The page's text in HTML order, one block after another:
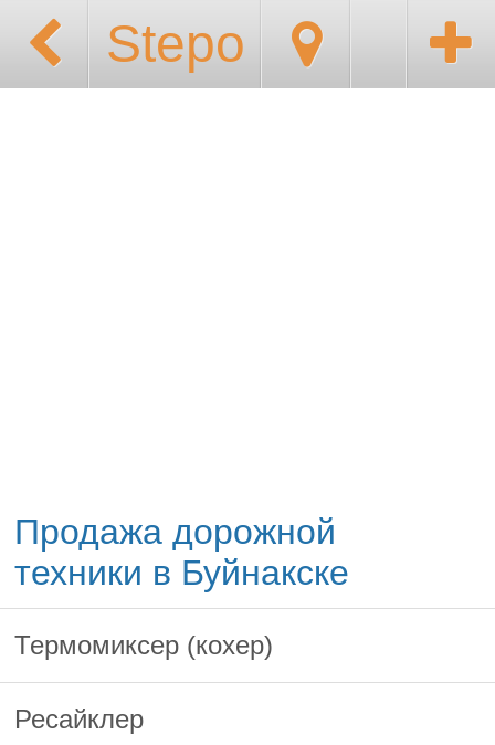
Stepo
Продажа дорожной
техники в Буйнакске
Термомиксер (кохер)
Ресайклер